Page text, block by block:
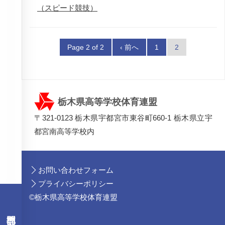
（スピード競技）
Page 2 of 2 ‹ 前へ 1 2
栃木県高等学校体育連盟
〒321-0123 栃木県宇都宮市東谷町660-1 栃木県立宇
都宮南高等学校内
お問い合わせフォーム
プライバシーポリシー
©栃木県高等学校体育連盟